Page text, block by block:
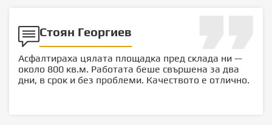
Стоян Георгиев
Асфалтираха цялата площадка пред склада ни —
около 800 кв.м. Работата беше свършена за два
дни, в срок и без проблеми. Качеството е отлично.